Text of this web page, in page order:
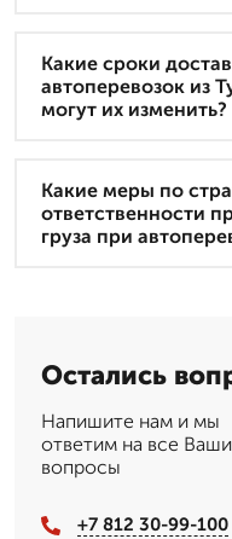
Какие сроки
автоперевозок из
могут их изменить?
Какие меры по
ответственности
груза при
Остались
Напишите нам и мы
ответим на все Ваши
вопросы
+7 812 30-99-100